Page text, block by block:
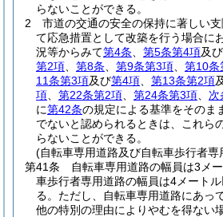
らないことができる。
2
市道の交通の安全の保持に著しい
て応急措置として改築を行う場合に
況等からみて第4条 第5条第4項及び
第2項
第8条 第9条第3項 第10条
11条第3項及び第4項 第13条第2項
項
第22条第2項 第24条第3項 次
に第42条の規定による基準をそのま
でないと認められるときは、これら
らないことができる。
(自転車専用道路及び自転車歩行者専
第41条
自転車専用道路の幅員は3メ
車歩行者専用道路の幅員は4メート
る。 ただし、自転車専用道路にあっ
他の特別の理由によりやむを得ない